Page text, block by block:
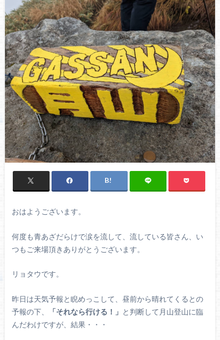
おはようございます。
何度も青あざだらけで涙を流して、流している皆さん、い
つもご来場頂きありがとうございます。
リョタウです。
昨日は天気予報と睨めっこして、昼前から晴れてくるとの
予報の下、
「それなら行ける！」 と判断して月山登山に臨
んだわけですが、結果・・・